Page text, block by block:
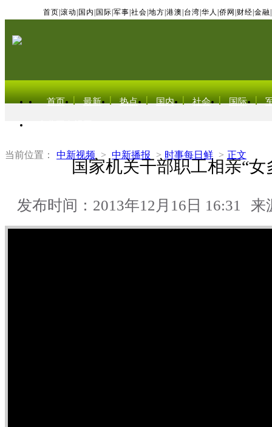
首页 滚动 国内 国际 军事 社会 地方 港澳 台湾 华人 侨网 财经 金融
首页 最新 热点 国内 社会 国际
当前位置： 中新视频 > 中新播报 > 时事每日鲜 > 正文
国家机关干部职工相亲“女
发布时间：2013年12月16日 16:31 来